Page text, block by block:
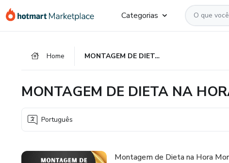
para
para
para
Categorias
Home MONTAGEM DE DIETA NA HORA
MONTAGEM DE DIETA NA
Português
Montagem de Dieta na Hora